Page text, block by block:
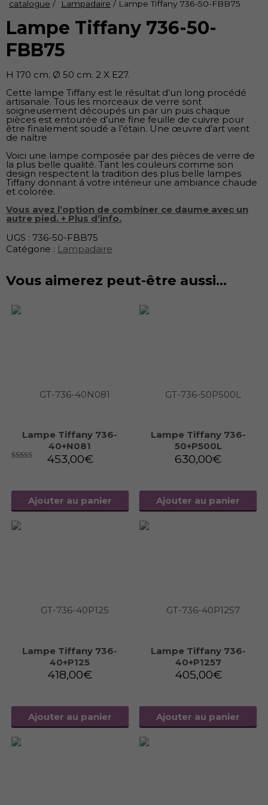
catalogue / Lampadaire / Lampe Tiffany 736-50-FBB75
Lampe Tiffany 736-50-
FBB75
H 170 cm. Ø 50 cm. 2 X E27.
Cette lampe Tiffany est le résultat d’un long procédé
artisanale. Tous les morceaux de verre sont
soigneusement découpés un par un puis chaque
pièces est entourée d’une fine feuille de cuivre pour
être finalement soudé a l’étain. Une œuvre d’art vient
de naître
Voici une lampe composée par des pièces de verre de
la plus belle qualité. Tant les couleurs comme son
design respectent la tradition des plus belle lampes
Tiffany donnant á votre intérieur une ambiance chaude
et colorée.
Vous avez l’option de combiner ce daume avec un
autre pied. + Plus d’info.
UGS : 736-50-FBB75
Catégorie : Lampadaire
Vous aimerez peut-être aussi…
Lampe Tiffany 736-
40+N081
453,00€
Ajouter au panier
Lampe Tiffany 736-
50+P500L
630,00€
Ajouter au panier
Lampe Tiffany 736-
40+P125
418,00€
Ajouter au panier
Lampe Tiffany 736-
40+P1257
405,00€
Ajouter au panier